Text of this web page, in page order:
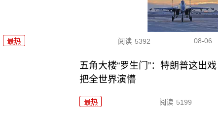
最热 阅读 5392 08-06
五角大楼“罗生门”：特朗普这出戏
把全世界演懵
最热 阅读 5199